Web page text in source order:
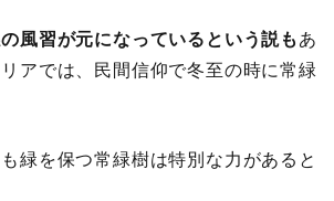
風習が元になっているという説も あ
アでは、民間信仰で冬至の時に常緑
緑を保つ常緑樹は特別な力があると